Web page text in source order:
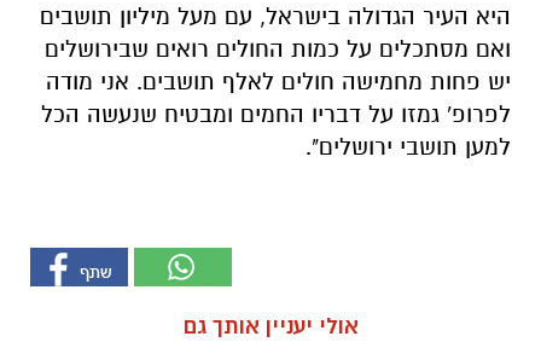
היא העיר הגדולה בישראל, עם מעל מיליון תושבים
ואם מסתכלים על כמות החולים רואים שבירושלים
יש פחות מחמישה חולים לאלף תושבים. אני מודה
לפרופ' גמזו על דבריו החמים ומבטיח שנעשה הכל
למען תושבי ירושלים".
אולי יעניין אותך גם